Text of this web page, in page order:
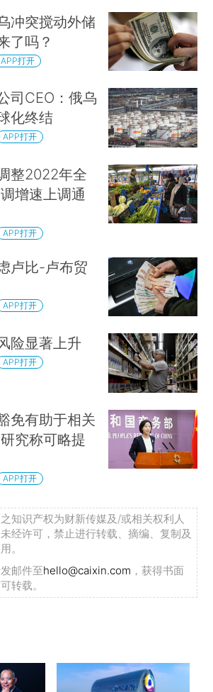
冲突搅动外储
了吗？
APP打开
司CEO：俄乌
化终结
APP打开
整2022年全
增速上调通
APP打开
卢比-卢布贸
APP打开
险显著上升
APP打开
免有助于相关
究称可略提
APP打开
知识产权为财新传媒及/或相关权利人
经许可，禁止进行转载、摘编、复制及
。
邮件至hello@caixin.com ，获得书面
转载。